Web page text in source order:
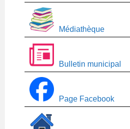
Médiathèque
Bulletin municipal
Page Facebook